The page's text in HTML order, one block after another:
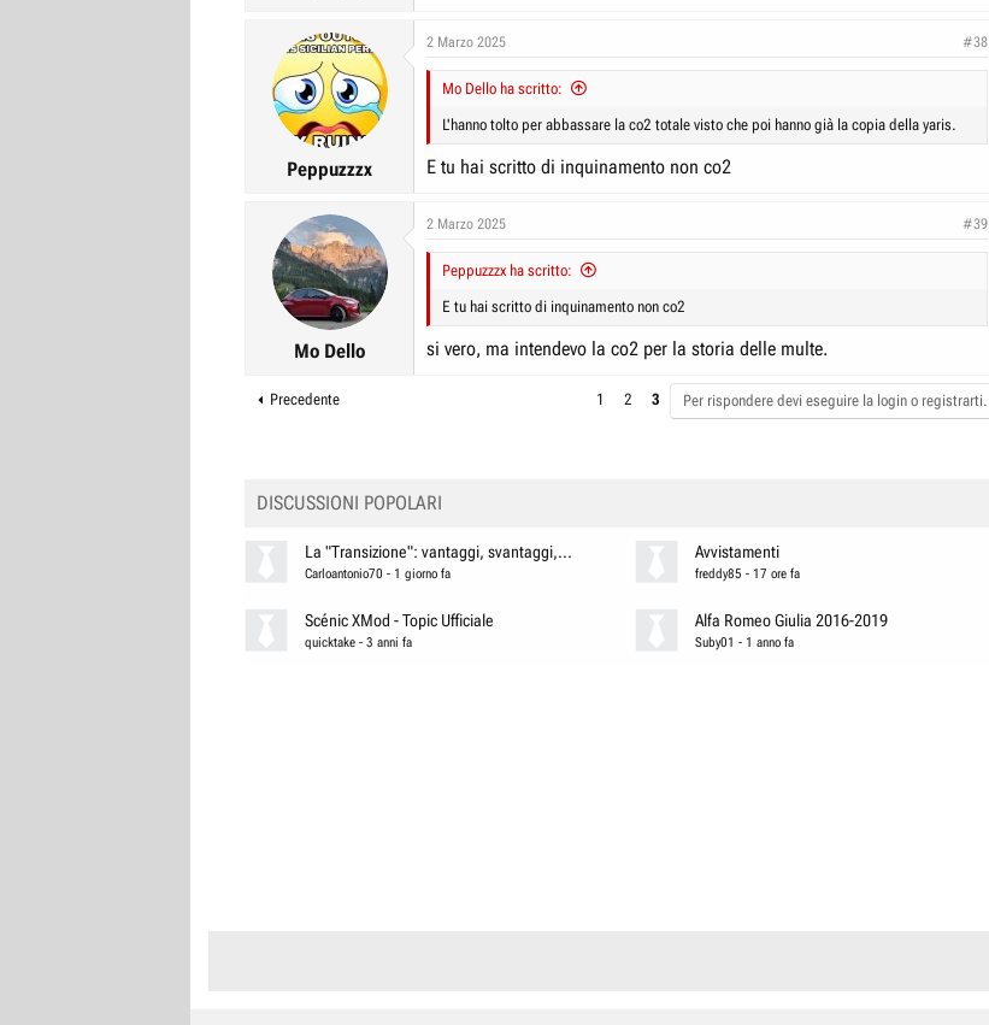
Peppuzzzx
2 Marzo 2025 #38
Mo Dello ha scritto:
L'hanno tolto per abbassare la co2 totale visto che poi hanno già la copia della yaris.
E tu hai scritto di inquinamento non co2
Mo Dello
2 Marzo 2025 #39
Peppuzzzx ha scritto:
E tu hai scritto di inquinamento non co2
si vero, ma intendevo la co2 per la storia delle multe.
Precedente 1 2 3 Per rispondere devi eseguire la login o registrarti.
DISCUSSIONI POPOLARI
La "Transizione": vantaggi, svantaggi,...
Carloantonio70 - 1 giorno fa
Avvistamenti
freddy85 - 17 ore fa
Scénic XMod - Topic Ufficiale
quicktake - 3 anni fa
Alfa Romeo Giulia 2016-2019
Suby01 - 1 anno fa